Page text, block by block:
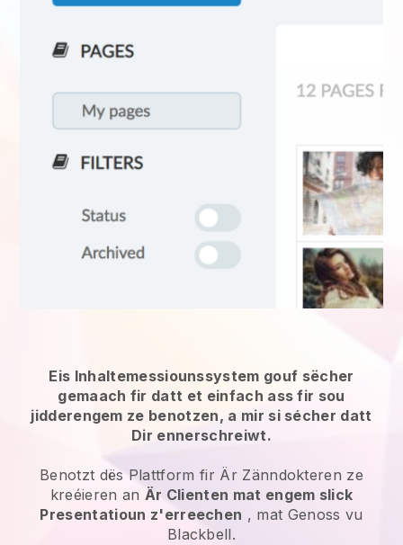
Eis Inhaltemessiounssystem gouf sëcher
gemaach fir datt et einfach ass fir sou
jidderengem ze benotzen, a mir si sécher datt
Dir ennerschreiwt.
Benotzt dës Plattform fir Är Zänndokteren ze
kreéieren an Är Clienten mat engem slick
Presentatioun z'erreechen , mat Genoss vu
Blackbell.